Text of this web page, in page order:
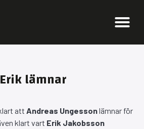
lämnar
att Andreas Ungessonlämnar för
klart vart Erik Jakobsson